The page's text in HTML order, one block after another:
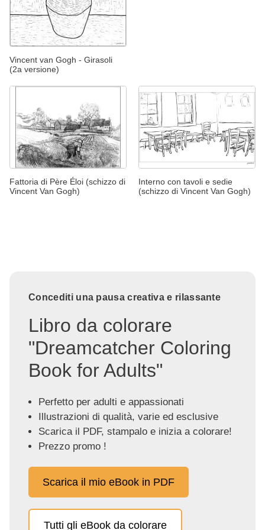
Vincent van Gogh - Girasoli
(2a versione)
Fattoria di Père Éloi (schizzo di
Vincent Van Gogh)
Interno con tavoli e sedie
(schizzo di Vincent Van Gogh)
Concediti una pausa creativa e rilassante
Libro da colorare
"Dreamcatcher Coloring
Book for Adults"
Perfetto per adulti e appassionati
Illustrazioni di qualità, varie ed esclusive
Scarica il PDF, stampalo e inizia a colorare!
Prezzo promo !
Scarica il mio eBook in PDF
Tutti gli eBook da colorare